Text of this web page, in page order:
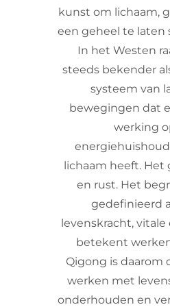
kunst om lichaam,
een geheel te laten
In het Westen
steeds bekender
systeem van
bewegingen dat
werking
lichaam heeft.
en rust. Het
gedefinieerd
levenskracht, vitale
betekent
Qigong is daarom
werken met
onderhouden en